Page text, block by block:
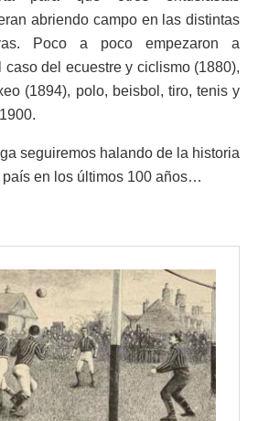
abriendo campo en las distintas
Poco a poco empezaron a
caso del ecuestre y ciclismo (1880),
(1894), polo, beisbol, tiro, tenis y
seguiremos halando de la historia
en los últimos 100 años…